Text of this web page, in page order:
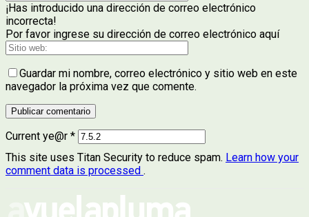
¡Has introducido una dirección de correo electrónico
incorrecta!
Por favor ingrese su dirección de correo electrónico aquí
Guardar mi nombre, correo electrónico y sitio web en este
navegador la próxima vez que comente.
Current ye@r *
This site uses Titan Security to reduce spam. Learn how your
comment data is processed .